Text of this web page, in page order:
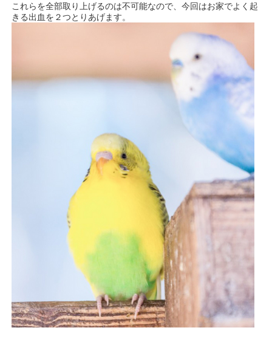
これらを全部取り上げるのは不可能なので、今回はお家でよく起
きる出血を２つとりあげます。